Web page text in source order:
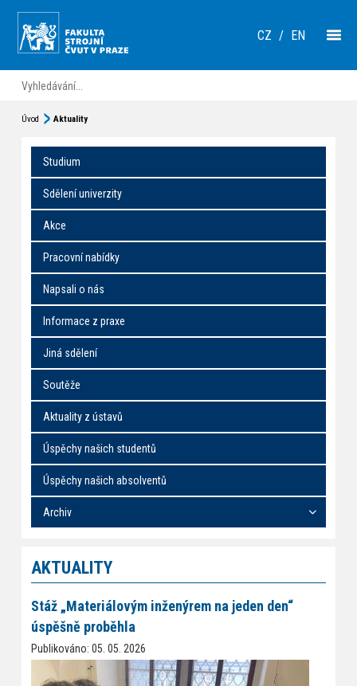
CZ / EN
Úvod Aktuality
Studium
Sdělení univerzity
Akce
Pracovní nabídky
Napsali o nás
Informace z praxe
Jiná sdělení
Soutěže
Aktuality z ústavů
Úspěchy našich studentů
Úspěchy našich absolventů
Archiv
AKTUALITY
Stáž „Materiálovým inženýrem na jeden den“
úspěšně proběhla
Publikováno: 05. 05. 2026